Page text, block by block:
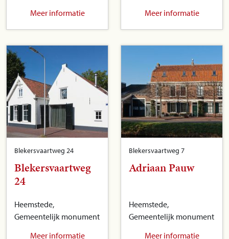
Meer informatie
Meer informatie
Blekersvaartweg 24
Blekersvaartweg
24
Heemstede,
Gemeentelijk monument
Meer informatie
Blekersvaartweg 7
Adriaan Pauw
Heemstede,
Gemeentelijk monument
Meer informatie